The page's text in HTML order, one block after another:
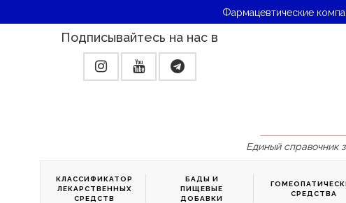
Фармацевтические
Подписывайтесь на нас в
Единый справочник
КЛАССИФИКАТОР
ЛЕКАРСТВЕННЫХ
СРЕДСТВ
БАДЫ И
ПИЩЕВЫЕ
ДОБАВКИ
СРЕДСТВА